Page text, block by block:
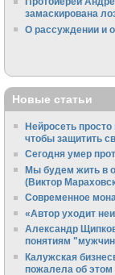
замаскирована
О рассуждении и
Новые статьи
Нейросеть
чтобы защитить
Сегодня умер
Мы будем жить в
(Виктор
Cовременное
«Автор уходит
Александр
понятиям
Калужская
пожалела об этом